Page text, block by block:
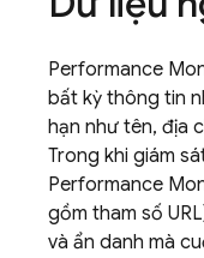
Performance
bất kỳ thông tin
hạn như tên, địa
Trong khi giám
Performance
gồm tham số
và ẩn danh mà